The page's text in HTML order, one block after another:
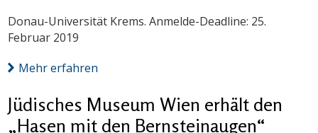
Donau-Universität Krems. Anmelde-Deadline: 25.
Februar 2019
Mehr erfahren
Jüdisches Museum Wien erhält den
„Hasen mit den Bernsteinaugen“